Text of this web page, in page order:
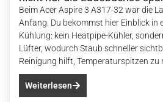
Beim Acer Aspire 3 A317-32 war die
Anfang. Du bekommst hier Einblick in
Kühlung: kein Heatpipe-Kühler,
Lüfter, wodurch Staub schneller
Reinigung hilft, Temperaturspitzen zu
Weiterlesen